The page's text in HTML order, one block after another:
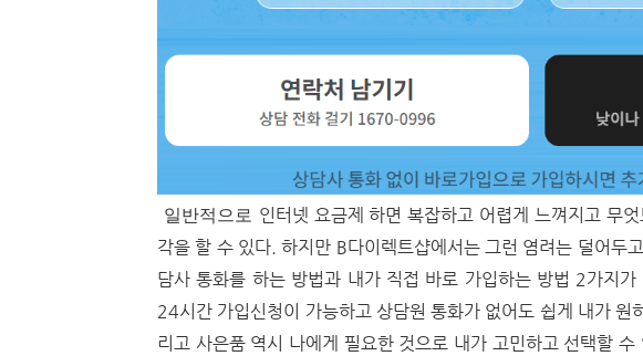
일반적으로 인터넷 요금제 하면 복잡하고 어렵게 느껴지고 무
각을 할 수 있다. 하지만 B다이렉트샵에서는 그런 염려는 덜어두
담사 통화를 하는 방법과 내가 직접 바로 가입하는 방법 2가지
24시간 가입신청이 가능하고 상담원 통화가 없어도 쉽게 내가 원
리고 사은품 역시 나에게 필요한 것으로 내가 고민하고 선택할 수